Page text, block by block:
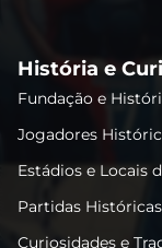
História e
Fundação e
Jogadores
Estádios e Locais
Partidas Históricas
Curiosidades e